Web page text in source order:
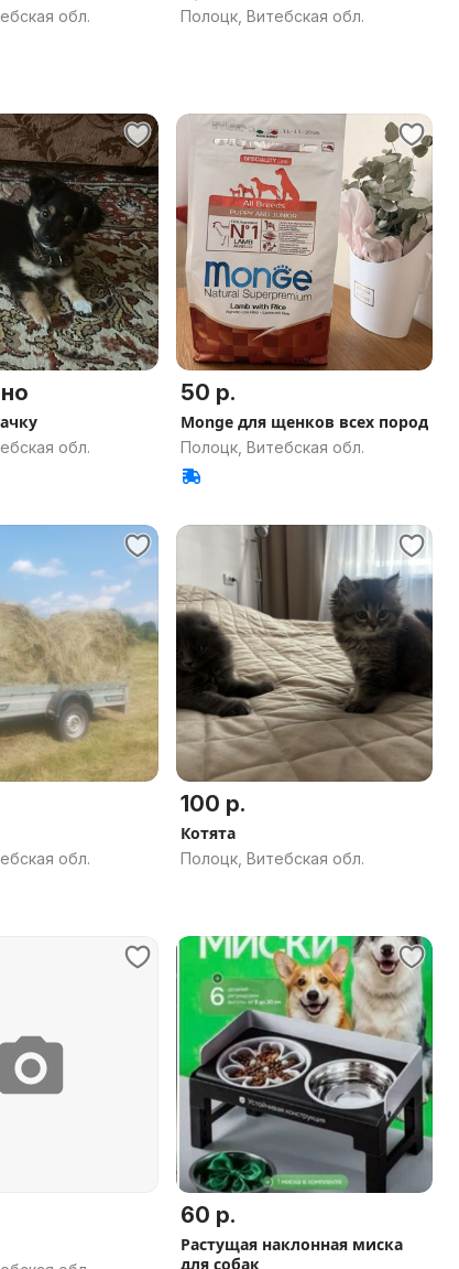
обл. Полоцк, Витебская обл.
обл.
50 р.
Monge для щенков всех пород
Полоцк, Витебская обл.
обл.
100 р.
Котята
Полоцк, Витебская обл.
60 р.
Растущая наклонная миска
для собак